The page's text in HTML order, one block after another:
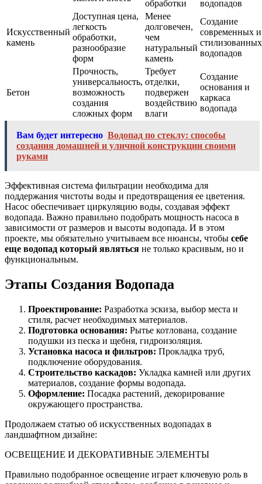
обработки водопадов
Искусственный
камень
Доступная цена,
легкость
обработки,
разнообразие
форм
Менее
долговечен,
чем
натуральный
камень
Создание
современных и
стилизованных
водопадов
Бетон
Прочность,
универсальность,
возможность
создания
сложных форм
Требует
отделки,
подвержен
воздействию
влаги
Создание
основания и
каркаса
водопада
Вам будет интересно Водопад по стеклу: способы
создания домашней и уличной конструкции своими
руками
Эффективная система фильтрации необходима для
поддержания чистоты воды и предотвращения ее цветения.
Насос обеспечивает циркуляцию воды, создавая эффект
водопада. Важно правильно подобрать мощность насоса в
зависимости от размеров и высоты водопада. И в этом
проекте, мы обязательно учитываем все нюансы, чтобы себе
еще водопад который являться не только красивым, но и
функциональным.
Этапы Создания Водопада
Проектирование: Разработка эскиза, выбор места и
стиля, расчет необходимых материалов.
Подготовка основания: Рытье котлована, создание
подушки из песка и щебня, гидроизоляция.
Установка насоса и фильтров: Прокладка труб,
подключение оборудования.
Строительство каскадов: Укладка камней или других
материалов, создание формы водопада.
Оформление: Посадка растений, декорирование
окружающего пространства.
Продолжаем статью об искусственных водопадах в
ландшафтном дизайне:
ОСВЕЩЕНИЕ И ДЕКОРАТИВНЫЕ ЭЛЕМЕНТЫ
Правильно подобранное освещение играет ключевую роль в